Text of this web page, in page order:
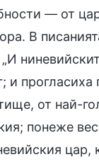
— от
В
и прогласиха
от най-
понеже
цар,